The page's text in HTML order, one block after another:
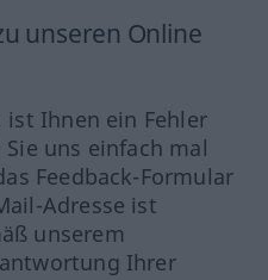
unseren Online
ist Ihnen ein Fehler
uns einfach mal
Feedback-Formular
Adresse ist
unserem
Ihrer